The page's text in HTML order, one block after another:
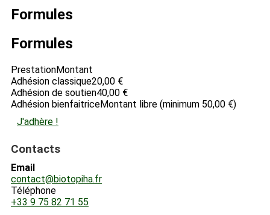
Formules
Formules
PrestationMontant
Adhésion classique20,00 €
Adhésion de soutien40,00 €
Adhésion bienfaitriceMontant libre (minimum 50,00 €)
J'adhère !
Contacts
Email
contact@biotopiha.fr
Téléphone
+33 9 75 82 71 55